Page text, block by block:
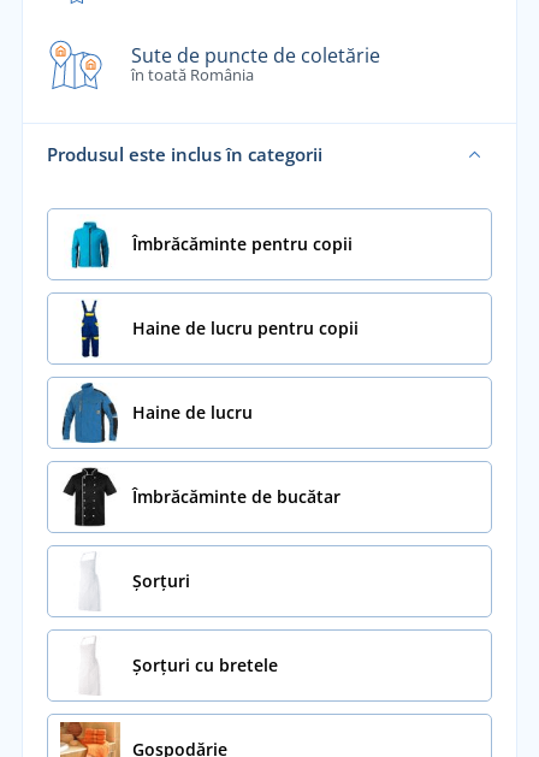
Sute de puncte de coletărie
în toată România
Produsul este inclus în categorii
Îmbrăcăminte pentru copii
Haine de lucru pentru copii
Haine de lucru
Îmbrăcăminte de bucătar
Șorțuri
Șorțuri cu bretele
Gospodărie